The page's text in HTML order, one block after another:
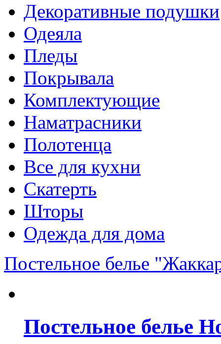
Декоративные подушки
Одеяла
Пледы
Покрывала
Комплектующие
Наматрасники
Полотенца
Все для кухни
Скатерть
Шторы
Одежда для дома
Постельное белье
Постельное белье